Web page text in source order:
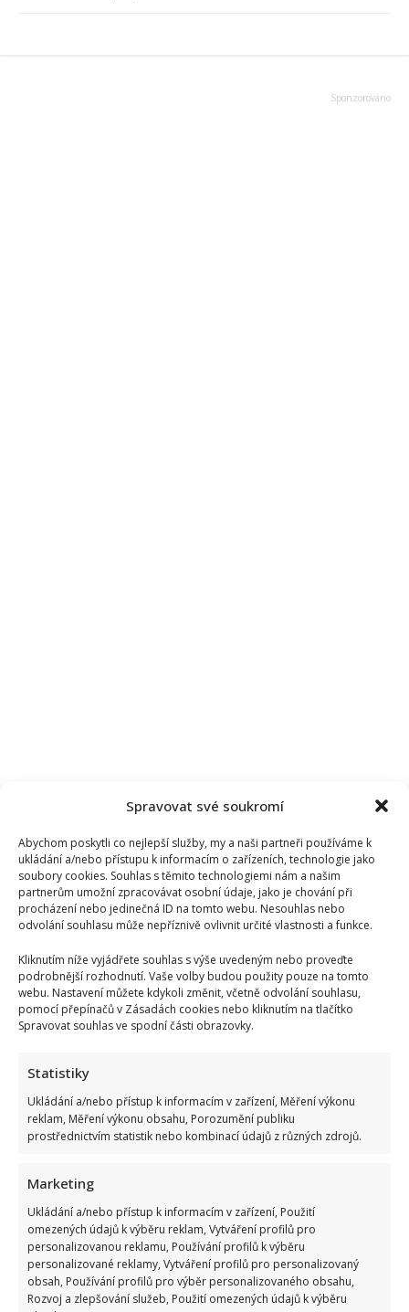
Spravovat své soukromí
Abychom poskytli co nejlepší služby, my a naši partneři používáme k
ukládání a/nebo přístupu k informacím o zařízeních, technologie jako
soubory cookies. Souhlas s těmito technologiemi nám a našim
partnerům umožní zpracovávat osobní údaje, jako je chování při
procházení nebo jedinečná ID na tomto webu. Nesouhlas nebo
odvolání souhlasu může nepříznivě ovlivnit určité vlastnosti a funkce.
Kliknutím níže vyjádřete souhlas s výše uvedeným nebo proveďte
podrobnější rozhodnutí. Vaše volby budou použity pouze na tomto
webu. Nastavení můžete kdykoli změnit, včetně odvolání souhlasu,
pomocí přepínačů v Zásadách cookies nebo kliknutím na tlačítko
Spravovat souhlas ve spodní části obrazovky.
Statistiky
Ukládání a/nebo přístup k informacím v zařízení, Měření výkonu
reklam, Měření výkonu obsahu, Porozumění publiku
prostřednictvím statistik nebo kombinací údajů z různých zdrojů.
Marketing
Ukládání a/nebo přístup k informacím v zařízení, Použití
omezených údajů k výběru reklam, Vytváření profilů pro
personalizovanou reklamu, Používání profilů k výběru
personalizované reklamy, Vytváření profilů pro personalizovaný
obsah, Používání profilů pro výběr personalizovaného obsahu,
Rozvoj a zlepšování služeb, Použití omezených údajů k výběru